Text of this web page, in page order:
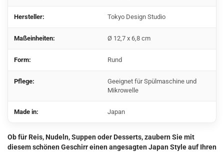
Hersteller: Tokyo Design Studio
Maßeinheiten: Ø 12,7 x 6,8 cm
Form: Rund
Pflege:
Geeignet für Spülmaschine und
Mikrowelle
Made in: Japan
Ob für Reis, Nudeln, Suppen oder Desserts, zaubern Sie mit
diesem schönen Geschirr einen angesagten Japan Style auf Ihren